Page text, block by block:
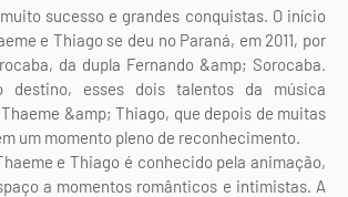
sucesso e grandes conquistas. O início
e Thiago se deu no Paraná, em 2011, por
da dupla Fernando &amp; Sorocaba.
esses dois talentos da música
&amp; Thiago, que depois de muitas
um momento pleno de reconhecimento.
e Thiago é conhecido pela animação,
a momentos românticos e intimistas. A